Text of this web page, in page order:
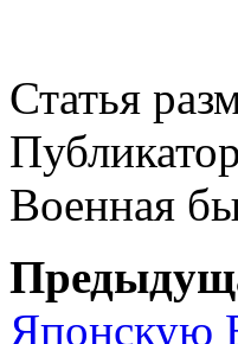
Статья
Военная
Японскую